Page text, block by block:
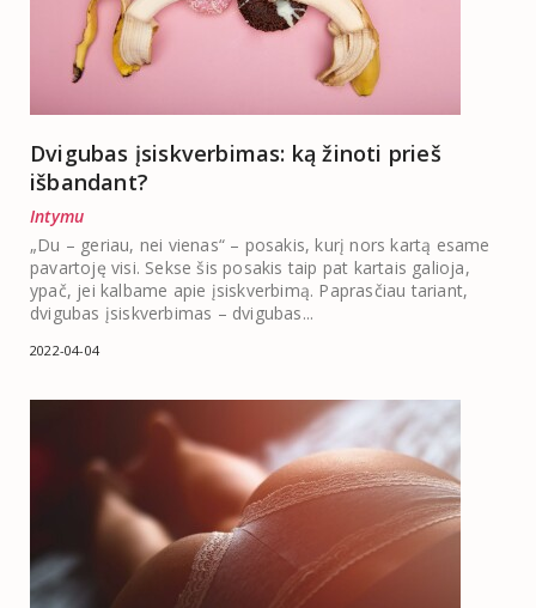
Dvigubas įsiskverbimas: ką žinoti prieš
išbandant?
Intymu
„Du – geriau, nei vienas“ – posakis, kurį nors kartą esame
pavartoję visi. Sekse šis posakis taip pat kartais galioja,
ypač, jei kalbame apie įsiskverbimą. Paprasčiau tariant,
dvigubas įsiskverbimas – dvigubas...
2022-04-04